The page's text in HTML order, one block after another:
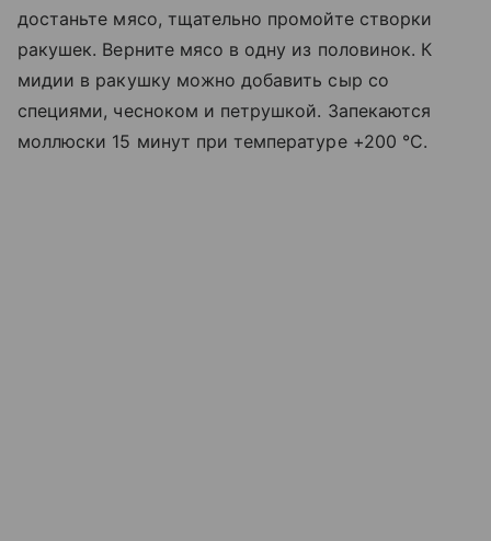
достаньте мясо, тщательно промойте створки
ракушек. Верните мясо в одну из половинок. К
мидии в ракушку можно добавить сыр со
специями, чесноком и петрушкой. Запекаются
моллюски 15 минут при температуре +200 °C.